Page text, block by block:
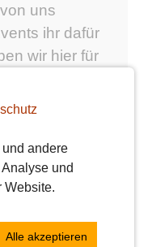
andere
und
Website.
Alle akzeptieren
uns
ihr dafür
wir hier für
das dürft ihr